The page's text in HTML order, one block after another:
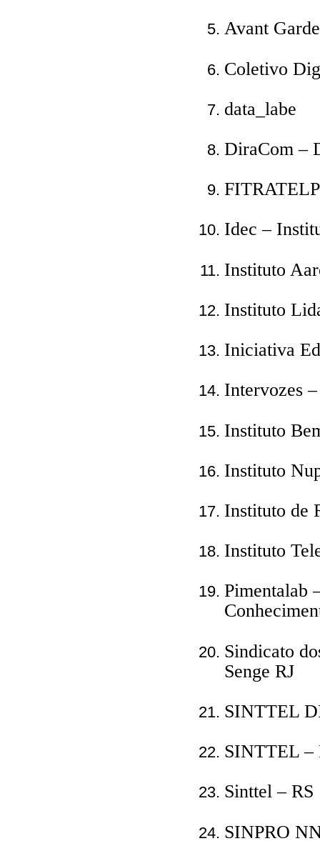
Avant
Coletivo
data_labe
DiraCom –
FITRATELP
Idec –
Instituto
Instituto
Iniciativa
Intervozes
Instituto
Instituto
Instituto de
Instituto
Pimentalab
Sindicato
Senge RJ
SINTTEL
SINTTEL –
Sinttel – RS
SINPRO